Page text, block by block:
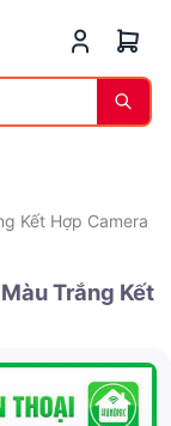
Kết Hợp Camera
Trắng Kết